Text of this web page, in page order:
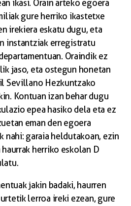
ikasi. Orain arteko egoera
gure herriko ikastetxe
irekiera eskatu dugu, eta
instantziak erregistratu
Oraindik ez
jaso, eta ostegun honetan
Sevillano Hezkuntzako
Kontuan izan behar dugu
epea hasiko dela eta ez
eman den egoera
nahi: garaia heldutakoan, ezin
herriko eskolan D
jakin badaki, haurren
lerroa ireki ezean, gure